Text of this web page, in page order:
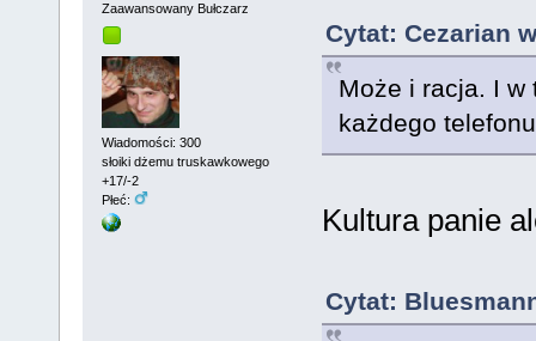
Zaawansowany Bułczarz
Wiadomości: 300
słoiki dżemu truskawkowego
+17/-2
Płeć:
Cytat: Cezarian
Może i racja. I w
każdego
Kultura panie
Cytat: